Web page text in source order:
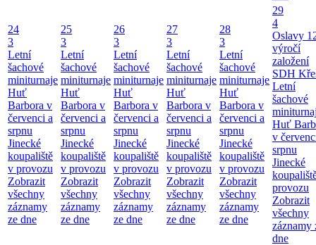
24
3
Letní
šachové
miniturnaje
Huť
Barbora v
červenci a
srpnu
Jinecké
koupaliště
v provozu
Zobrazit
všechny
záznamy
ze dne
25
3
Letní
šachové
miniturnaje
Huť
Barbora v
červenci a
srpnu
Jinecké
koupaliště
v provozu
Zobrazit
všechny
záznamy
ze dne
26
3
Letní
šachové
miniturnaje
Huť
Barbora v
červenci a
srpnu
Jinecké
koupaliště
v provozu
Zobrazit
všechny
záznamy
ze dne
27
3
Letní
šachové
miniturnaje
Huť
Barbora v
červenci a
srpnu
Jinecké
koupaliště
v provozu
Zobrazit
všechny
záznamy
ze dne
28
3
Letní
šachové
miniturnaje
Huť
Barbora v
červenci a
srpnu
Jinecké
koupaliště
v provozu
Zobrazit
všechny
záznamy
ze dne
29
4
Oslavy
výročí
založení
SDH
Letní
šachové
Huť
v
srpnu
Jinecké
provozu
Zobrazit
všechny
záznamy
dne